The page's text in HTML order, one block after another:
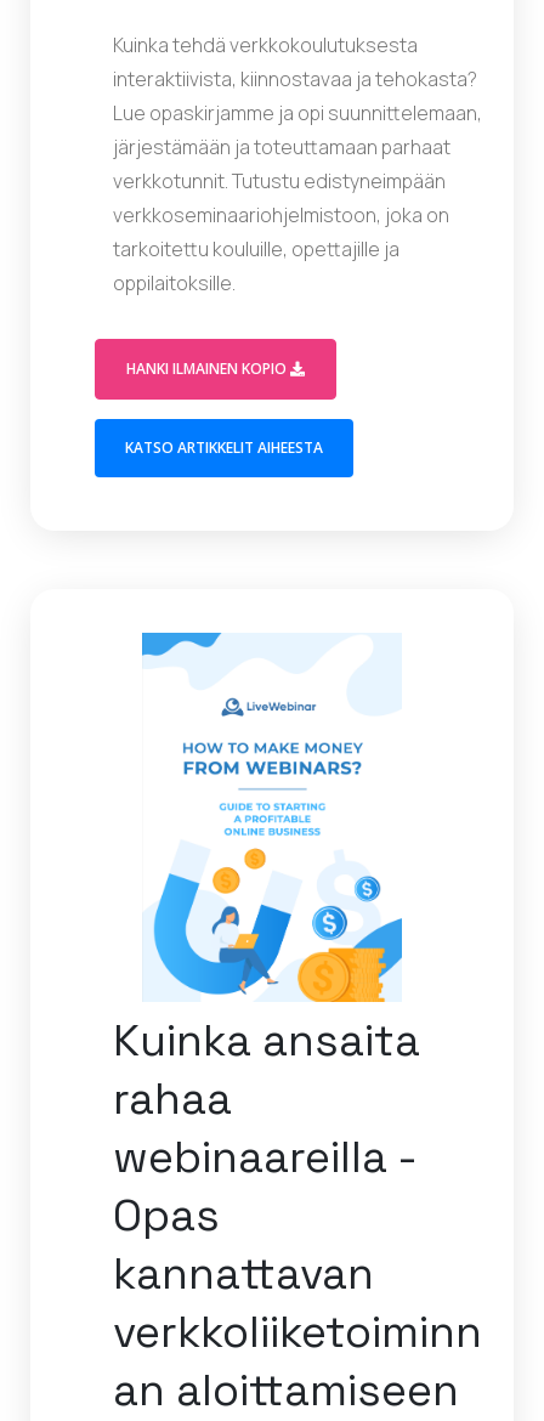
Kuinka tehdä verkkokoulutuksesta
interaktiivista, kiinnostavaa ja tehokasta?
Lue opaskirjamme ja opi suunnittelemaan,
järjestämään ja toteuttamaan parhaat
verkkotunnit. Tutustu edistyneimpään
verkkoseminaariohjelmistoon, joka on
tarkoitettu kouluille, opettajille ja
oppilaitoksille.
HANKI ILMAINEN KOPIO
KATSO ARTIKKELIT AIHEESTA
Kuinka ansaita
rahaa
webinaareilla -
Opas
kannattavan
verkkoliiketoiminn
an aloittamiseen